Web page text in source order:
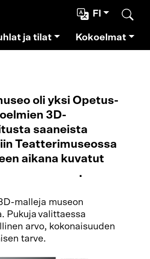
FI
ja tilat Kokoelmat
oli yksi Opetus-
3D-
saaneista
Teatterimuseossa
aikana kuvatut
.
malleja museon
Pukuja valittaessa
arvo, kokonaisuuden
tarve.